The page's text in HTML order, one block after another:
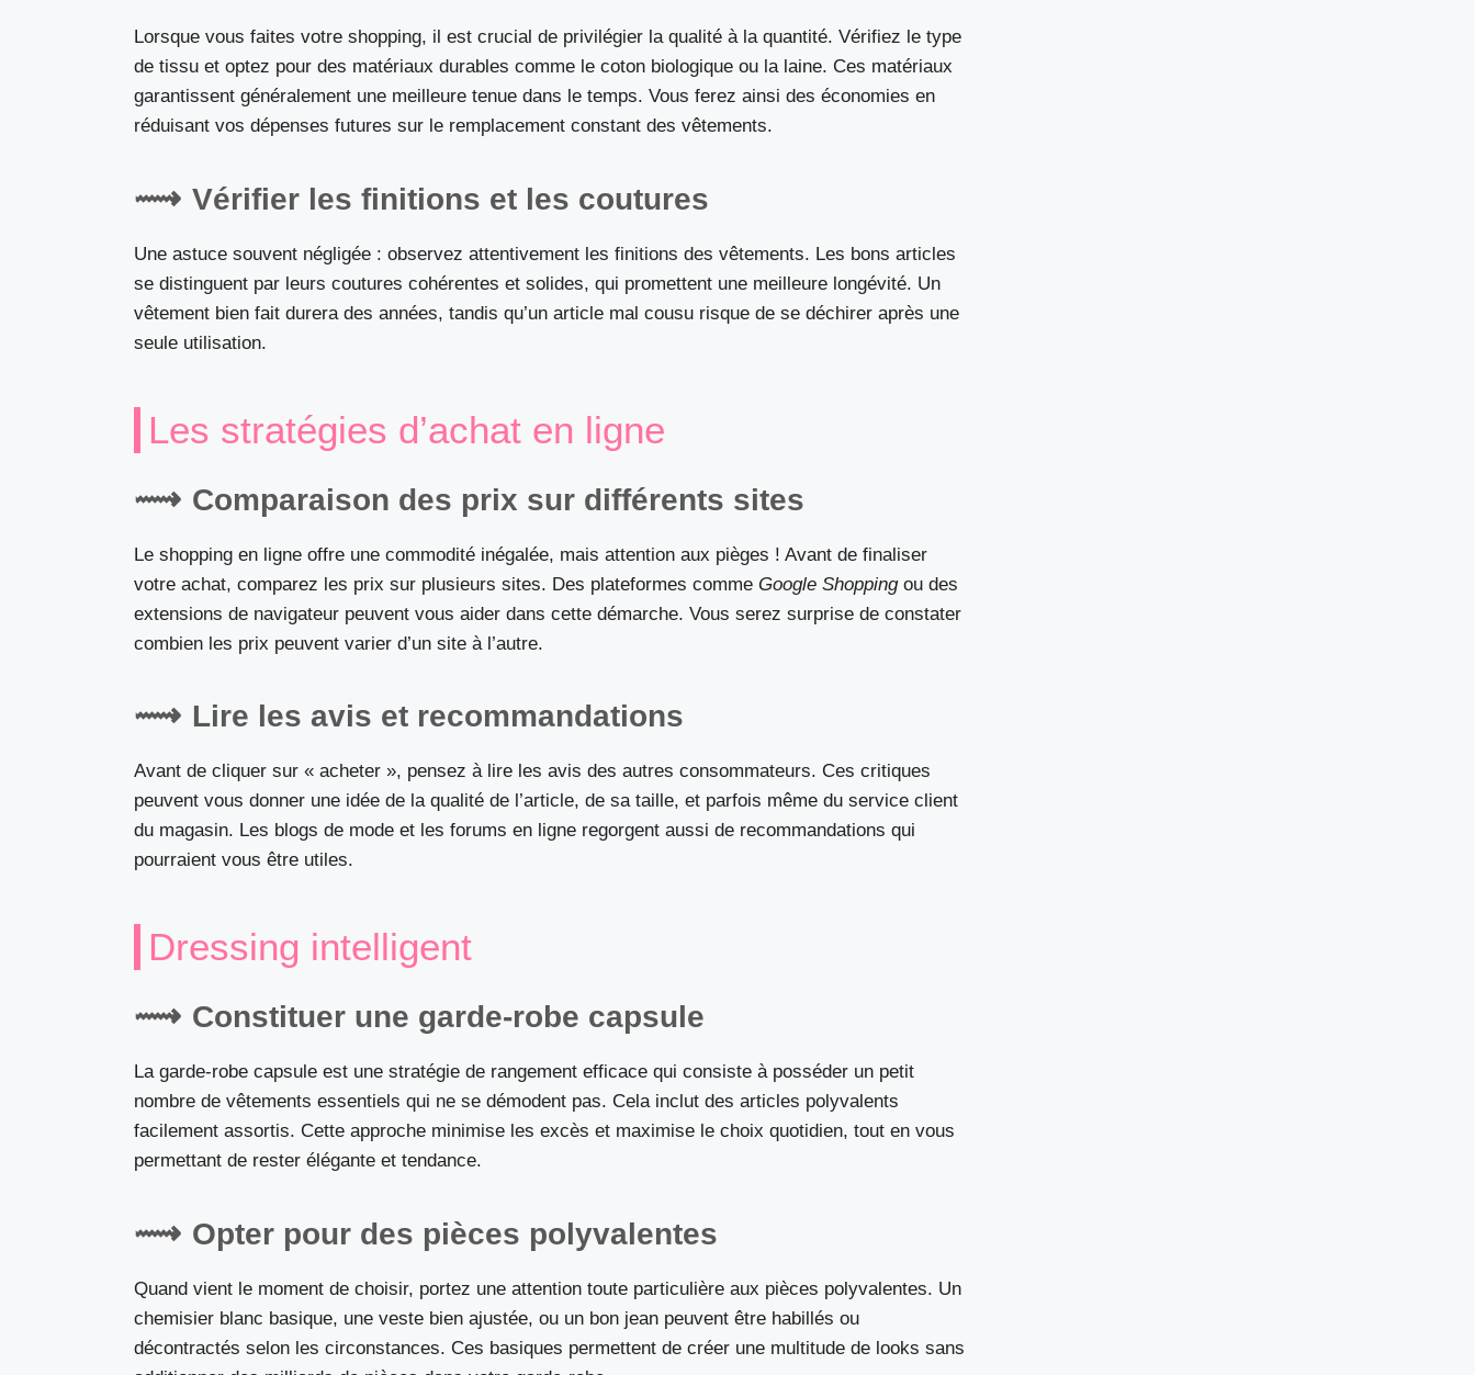
Lorsque vous faites votre shopping, il est crucial de privilégier la qualité à la quantité. Vérifiez le type
de tissu et optez pour des matériaux durables comme le coton biologique ou la laine. Ces matériaux
garantissent généralement une meilleure tenue dans le temps. Vous ferez ainsi des économies en
réduisant vos dépenses futures sur le remplacement constant des vêtements.
Vérifier les finitions et les coutures
Une astuce souvent négligée : observez attentivement les finitions des vêtements. Les bons articles
se distinguent par leurs coutures cohérentes et solides, qui promettent une meilleure longévité. Un
vêtement bien fait durera des années, tandis qu’un article mal cousu risque de se déchirer après une
seule utilisation.
Les stratégies d’achat en ligne
Comparaison des prix sur différents sites
Le shopping en ligne offre une commodité inégalée, mais attention aux pièges ! Avant de finaliser
votre achat, comparez les prix sur plusieurs sites. Des plateformes comme Google Shoppingou des
extensions de navigateur peuvent vous aider dans cette démarche. Vous serez surprise de constater
combien les prix peuvent varier d’un site à l’autre.
Lire les avis et recommandations
Avant de cliquer sur « acheter », pensez à lire les avis des autres consommateurs. Ces critiques
peuvent vous donner une idée de la qualité de l’article, de sa taille, et parfois même du service client
du magasin. Les blogs de mode et les forums en ligne regorgent aussi de recommandations qui
pourraient vous être utiles.
Dressing intelligent
Constituer une garde-robe capsule
La garde-robe capsule est une stratégie de rangement efficace qui consiste à posséder un petit
nombre de vêtements essentiels qui ne se démodent pas. Cela inclut des articles polyvalents
facilement assortis. Cette approche minimise les excès et maximise le choix quotidien, tout en vous
permettant de rester élégante et tendance.
Opter pour des pièces polyvalentes
Quand vient le moment de choisir, portez une attention toute particulière aux pièces polyvalentes. Un
chemisier blanc basique, une veste bien ajustée, ou un bon jean peuvent être habillés ou
décontractés selon les circonstances. Ces basiques permettent de créer une multitude de looks sans